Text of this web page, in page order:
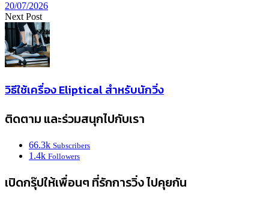
20/07/2026
Next Post
วิธีใช้เครื่อง Eliptical สำหรับนักวิ่ง
ติดตาม และร่วมสนุกไปกับเรา
66.3k Subscribers
1.4k Followers
เปิดกรุ๊ปให้เพื่อนๆ ที่รักการวิ่ง ไปคุยกัน